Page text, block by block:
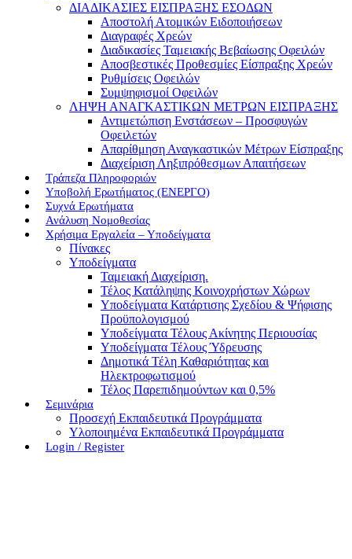
ΔΙΑΔΙΚΑΣΙΕΣ ΕΙΣΠΡΑΞΗΣ ΕΣΟΔΩΝ
Αποστολή Ατομικών Ειδοποιήσεων
Διαγραφές Χρεών
Διαδικασίες Ταμειακής Βεβαίωσης Οφειλών
Αποσβεστικές Προθεσμίες Είσπραξης Χρεών
Ρυθμίσεις Οφειλών
Συμψηφισμοί Οφειλών
ΛΗΨΗ ΑΝΑΓΚΑΣΤΙΚΩΝ ΜΕΤΡΩΝ ΕΙΣΠΡΑΞΗΣ
Αντιμετώπιση Ενστάσεων – Προσφυγών
Οφειλετών
Απαρίθμηση Αναγκαστικών Μέτρων Είσπραξης
Διαχείριση Ληξιπρόθεσμων Απαιτήσεων
Τράπεζα Πληροφοριών
Υποβολή Ερωτήματος (ΕΝΕΡΓΟ)
Συχνά Ερωτήματα
Ανάλυση Νομοθεσίας
Χρήσιμα Εργαλεία – Υποδείγματα
Πίνακες
Υποδείγματα
Ταμειακή Διαχείριση.
Τέλος Κατάληψης Κοινοχρήστων Χώρων
Υποδείγματα Κατάρτισης Σχεδίου & Ψήφισης
Προϋπολογισμού
Υποδείγματα Τέλους Ακίνητης Περιουσίας
Υποδείγματα Τέλους Ύδρευσης
Δημοτικά Τέλη Καθαριότητας και
Ηλεκτροφωτισμού
Τέλος Παρεπιδημούντων και 0,5%
Σεμινάρια
Προσεχή Εκπαιδευτικά Προγράμματα
Υλοποιημένα Εκπαιδευτικά Προγράμματα
Login / Register